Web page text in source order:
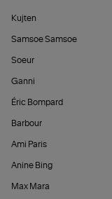
Kujten
Samsoe Samsoe
Soeur
Ganni
Éric Bompard
Barbour
Ami Paris
Anine Bing
Max Mara